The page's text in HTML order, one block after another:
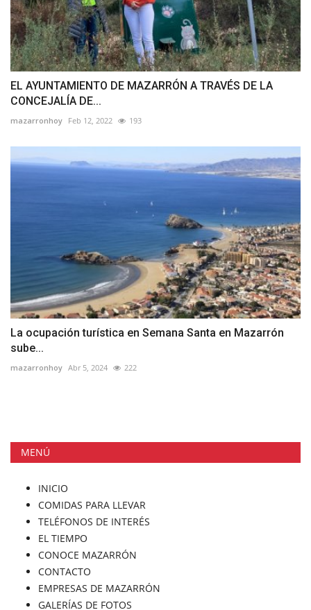
EL AYUNTAMIENTO DE MAZARRÓN A TRAVÉS DE LA
CONCEJALÍA DE...
mazarronhoy Feb 12, 2022 193
La ocupación turística en Semana Santa en Mazarrón
sube...
mazarronhoy Abr 5, 2024 222
MENÚ
INICIO
COMIDAS PARA LLEVAR
TELÉFONOS DE INTERÉS
EL TIEMPO
CONOCE MAZARRÓN
CONTACTO
EMPRESAS DE MAZARRÓN
GALERÍAS DE FOTOS